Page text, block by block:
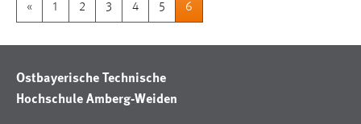
« 1 2 3 4 5 6
Ostbayerische Technische
Hochschule Amberg-Weiden